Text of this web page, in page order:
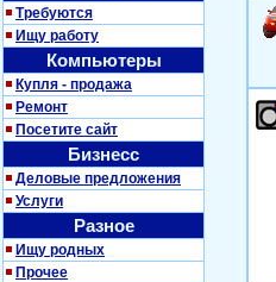
Требуются
Ищу работу
Компьютеры
Купля - продажа
Ремонт
Посетите сайт
Бизнесс
Деловые предложения
Услуги
Разное
Ищу родных
Прочее